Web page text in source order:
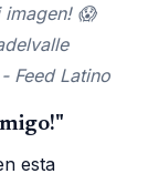
😱
Feed Latino
esta